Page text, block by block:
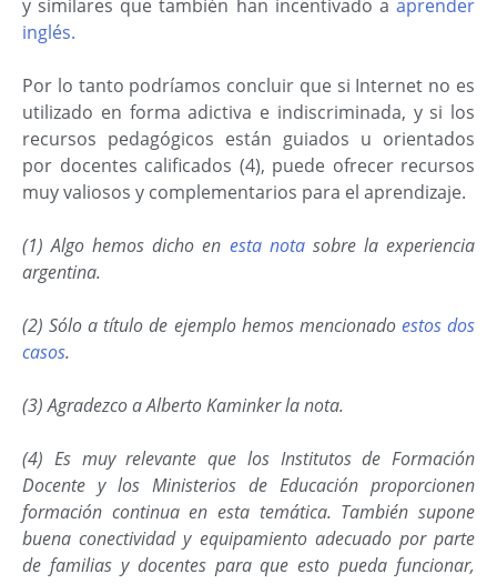
y similares que también han incentivado a aprender
inglés.
Por lo tanto podríamos concluir que si Internet no es
utilizado en forma adictiva e indiscriminada, y si los
recursos pedagógicos están guiados u orientados
por docentes calificados (4), puede ofrecer recursos
muy valiosos y complementarios para el aprendizaje.
(1) Algo hemos dicho en esta notasobre la experiencia
argentina.
(2) Sólo a título de ejemplo hemos mencionado estos dos
casos.
(3) Agradezco a Alberto Kaminker la nota.
(4) Es muy relevante que los Institutos de Formación
Docente y los Ministerios de Educación proporcionen
formación continua en esta temática. También supone
buena conectividad y equipamiento adecuado por parte
de familias y docentes para que estopueda funcionar,